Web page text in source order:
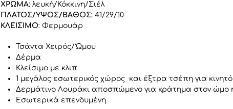
ΧΡΩΜΑ: λευκή/Κόκκινη/Σιέλ
ΠΛΑΤΟΣ/ΥΨΟΣ/ΒΑΘΟΣ: 41/29/10
ΚΛΕΙΣΙΜΟ: Φερμουάρ
Τσάντα Χειρός/Ώμου
Δέρμα
Κλείσιμο με κλιπ
1 μεγάλος εσωτερικός χώρος και έξτρα τσέπη για
Δερμάτινο Λουράκι αποσπώμενο για κράτημα στον ώμο
Εσωτερικά επενδυμένη